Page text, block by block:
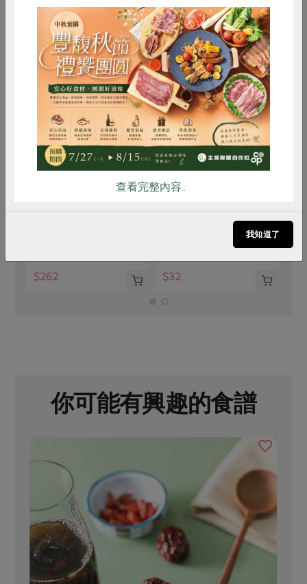
買回食材自己做
乾燥洛神花-75g
$262
黃梅吸凍(豐喜)-220g
$32
你可能有興趣的食譜
惜食 RPET 食譜 減硝酸鹽
雞蛋 食安 共同購買
查看完整內容..
我知道了